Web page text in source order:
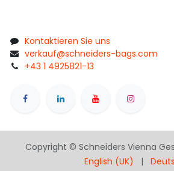
Kontaktieren Sie uns
verkauf@schneiders-bags.com
+43 1 4925821-13
Copyright © Schneiders Vienna
English (UK)
|